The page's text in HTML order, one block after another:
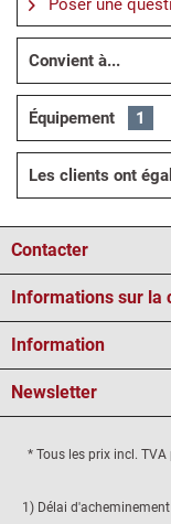
Poser une
Convient à...
Équipement 1
Les clients ont
Contacter
Informations sur la
Information
Newsletter
* Tous les prix incl. TVA
1) Délai